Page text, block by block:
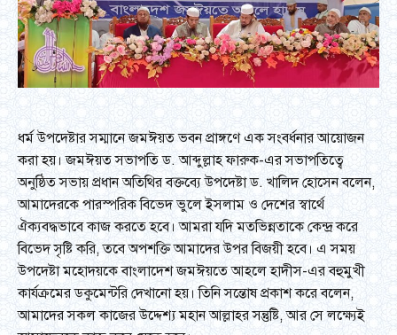
ধর্ম উপদেষ্টার সম্মানে জমঈয়ত ভবন প্রাঙ্গণে এক সংবর্ধনার আয়োজন
করা হয়। জমঈয়ত সভাপতি ড. আব্দুল্লাহ ফারুক-এর সভাপতিত্বে
অনুষ্ঠিত সভায় প্রধান অতিথির বক্তব্যে উপদেষ্টা ড. খালিদ হোসেন বলেন,
আমাদেরকে পারস্পরিক বিভেদ ভুলে ইসলাম ও দেশের স্বার্থে
ঐক্যবদ্ধভাবে কাজ করতে হবে। আমরা যদি মতভিন্নতাকে কেন্দ্র করে
বিভেদ সৃষ্টি করি, তবে অপশক্তি আমাদের উপর বিজয়ী হবে। এ সময়
উপদেষ্টা মহোদয়কে বাংলাদেশ জমঈয়তে আহলে হাদীস-এর বহুমুখী
কার্যক্রমের ডকুমেন্টরি দেখানো হয়। তিনি সন্তোষ প্রকাশ করে বলেন,
আমাদের সকল কাজের উদ্দেশ্য মহান আল্লাহর সন্তুষ্টি, আর সে লক্ষ্যেই